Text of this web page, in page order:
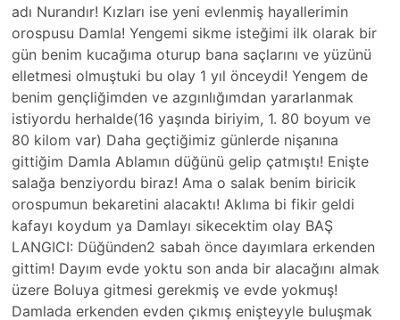
adı Nurandır! Kızları ise yeni evlenmiş hayallerimin
orospusu Damla! Yengemi sikme isteğimi ilk olarak bir
gün benim kucağıma oturup bana saçlarını ve yüzünü
elletmesi olmuştuki bu olay 1 yıl önceydi! Yengem de
benim gençliğimden ve azgınlığımdan yararlanmak
istiyordu herhalde(16 yaşında biriyim, 1. 80 boyum ve
80 kilom var) Daha geçtiğimiz günlerde nişanına
gittiğim Damla Ablamın düğünü gelip çatmıştı! Enişte
salağa benziyordu biraz! Ama o salak benim biricik
orospumun bekaretini alacaktı! Aklıma bi fikir geldi
kafayı koydum ya Damlayı sikecektim olay BAŞ
LANGICI: Düğünden2 sabah önce dayımlara erkenden
gittim! Dayım evde yoktu son anda bir alacağını almak
üzere Boluya gitmesi gerekmiş ve evde yokmuş!
Damlada erkenden evden çıkmış enişteyyle buluşmak